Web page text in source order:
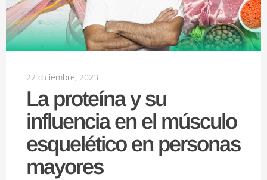
22 diciembre, 2023
La proteína y su
influencia en el músculo
esquelético en personas
mayores